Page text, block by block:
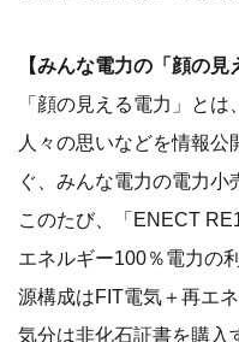
【みんな電力の「顔の見
「顔の見える電力」と
人々の思いなどを情報
ぐ、みんな電力の電力小
このたび、「ENECT
エネルギー100％電力の
源構成はFIT電気＋再エ
気分は非化石証書を購入